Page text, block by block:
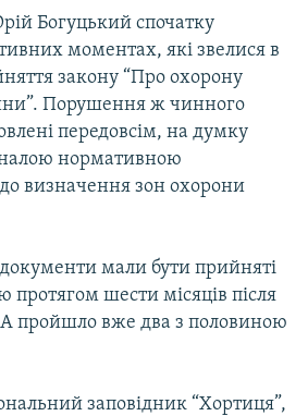
Богуцький спочатку
моментах, які звелися в
закону “Про охорону
Порушення ж чинного
передовсім, на думку
нормативною
визначення зон охорони
мали бути прийняті
шести місяців після
пройшло вже два з половиною
заповідник “Хортиця”,